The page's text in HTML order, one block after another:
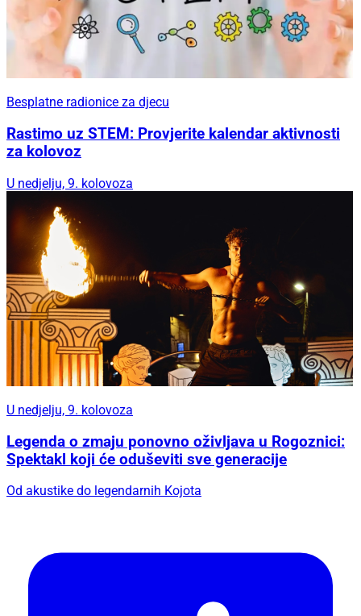
Besplatne radionice za djecu
Rastimo uz STEM: Provjerite kalendar aktivnosti
za kolovoz
U nedjelju, 9. kolovoza
U nedjelju, 9. kolovoza
Legenda o zmaju ponovno oživljava u Rogoznici:
Spektakl koji će oduševiti sve generacije
Od akustike do legendarnih Kojota